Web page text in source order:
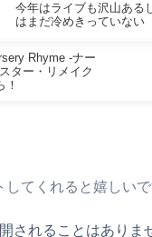
今年はライブも沢山ある
はまだ冷めきっていない
Rhyme -ナー
ター・リメイク
！
してくれると嬉しい
されることはありま